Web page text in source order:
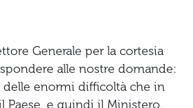
Generale per la cortesia
alle nostre domande:
enormi difficoltà che in
e quindi il Ministero,